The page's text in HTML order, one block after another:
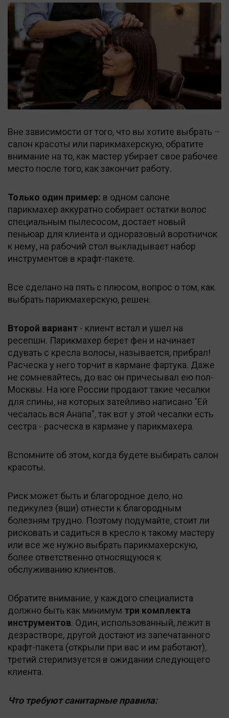
Вне зависимости от того, что вы хотите выбрать –
салон красоты или парикмахерскую, обратите
внимание на то, как мастер убирает свое рабочее
место после того, как закончит работу.
Только один пример: в одном салоне
парикмахер аккуратно собирает остатки волос
специальным пылесосом, достает новый
пеньюар для клиента и одноразовый воротничок
к нему, на рабочий стол выкладывает набор
инструментов в крафт-пакете.
Все сделано на пять с плюсом, вопрос о том, как
выбрать парикмахерскую, решен.
Второй вариант - клиент встал и ушел на
ресепшн. Парикмахер берет фен и начинает
сдувать с кресла волосы, называется, прибрал!
Расческа у него торчит в кармане фартука. Даже
не сомневайтесь, до вас он причесывал ею пол-
Москвы. На юге России продают такие чесалки
для спины, на которых затейливо написано "Ей
чесалась вся Анапа", так вот у этой чесалки есть
сестра - расческа в кармане у парикмахера.
Вспомните об этом, когда будете выбирать салон
красоты.
Риск может быть и благородное дело, но
педикулез (вши) отнести к благородным
болезням трудно. Поэтому подумайте, стоит ли
рисковать и садиться в кресло к такому мастеру
или все же нужно выбрать парикмахерскую,
более ответственно относящуюся к
обслуживанию клиентов.
Обратите внимание, у каждого специалиста
должно быть как минимум три комплекта
инструментов. Один, использованный, лежит в
дезрастворе, другой достают из запечатанного
крафт-пакета (открыли при вас и им работают),
третий стерилизуется в ожидании следующего
клиента.
Что требуют санитарные правила: